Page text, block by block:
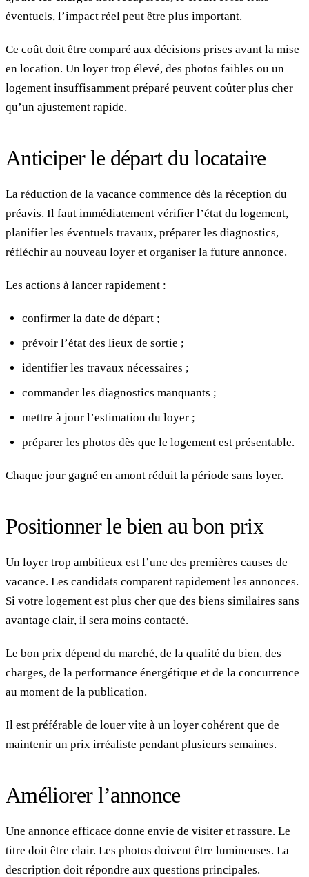
éventuels, l’impact réel peut être plus important.
Ce coût doit être comparé aux décisions prises avant la mise
en location. Un loyer trop élevé, des photos faibles ou un
logement insuffisamment préparé peuvent coûter plus cher
qu’un ajustement rapide.
Anticiper le départ du locataire
La réduction de la vacance commence dès la réception du
préavis. Il faut immédiatement vérifier l’état du logement,
planifier les éventuels travaux, préparer les diagnostics,
réfléchir au nouveau loyer et organiser la future annonce.
Les actions à lancer rapidement :
confirmer la date de départ ;
prévoir l’état des lieux de sortie ;
identifier les travaux nécessaires ;
commander les diagnostics manquants ;
mettre à jour l’estimation du loyer ;
préparer les photos dès que le logement est présentable.
Chaque jour gagné en amont réduit la période sans loyer.
Positionner le bien au bon prix
Un loyer trop ambitieux est l’une des premières causes de
vacance. Les candidats comparent rapidement les annonces.
Si votre logement est plus cher que des biens similaires sans
avantage clair, il sera moins contacté.
Le bon prix dépend du marché, de la qualité du bien, des
charges, de la performance énergétique et de la concurrence
au moment de la publication.
Il est préférable de louer vite à un loyer cohérent que de
maintenir un prix irréaliste pendant plusieurs semaines.
Améliorer l’annonce
Une annonce efficace donne envie de visiter et rassure. Le
titre doit être clair. Les photos doivent être lumineuses. La
description doit répondre aux questions principales.